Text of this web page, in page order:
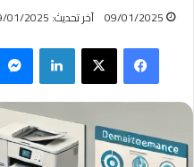
09/01/2025 آخر تحديث: 09/01/2025
فيسبوك ‫X لينكدإن